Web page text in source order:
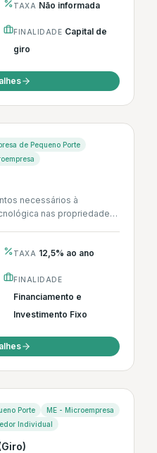
TAXA Não informada
FINALIDADE Capital de
giro
de Pequeno Porte
necessários à
nas propriedades
TAXA 12,5% ao ano
FINALIDADE
Financiamento e
Investimento Fixo
Porte
ME - Microempresa
Individual